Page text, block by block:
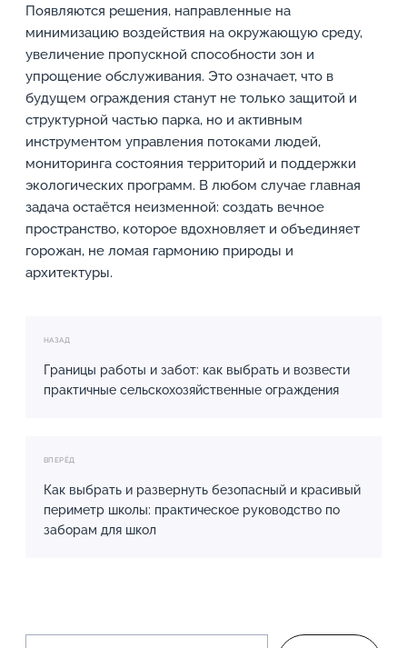
Появляются решения, направленные на
минимизацию воздействия на окружающую среду,
увеличение пропускной способности зон и
упрощение обслуживания. Это означает, что в
будущем ограждения станут не только защитой и
структурной частью парка, но и активным
инструментом управления потоками людей,
мониторинга состояния территорий и поддержки
экологических программ. В любом случае главная
задача остаётся неизменной: создать вечное
пространство, которое вдохновляет и объединяет
горожан, не ломая гармонию природы и
архитектуры.
НАЗАД
Границы работы и забот: как выбрать и возвести
практичные сельскохозяйственные ограждения
ВПЕРЁД
Как выбрать и развернуть безопасный и красивый
периметр школы: практическое руководство по
заборам для школ